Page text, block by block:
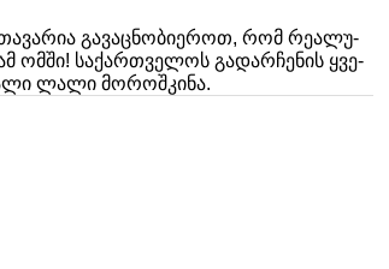
გა­ვაც­ნო­ბი­ე­როთ, რომ რე­ა­ლუ­
ომში! სა­ქარ­თვე­ლოს გა­დარ­ჩე­ნის ყვე­
ლალი მო­როშ­კი­ნა.